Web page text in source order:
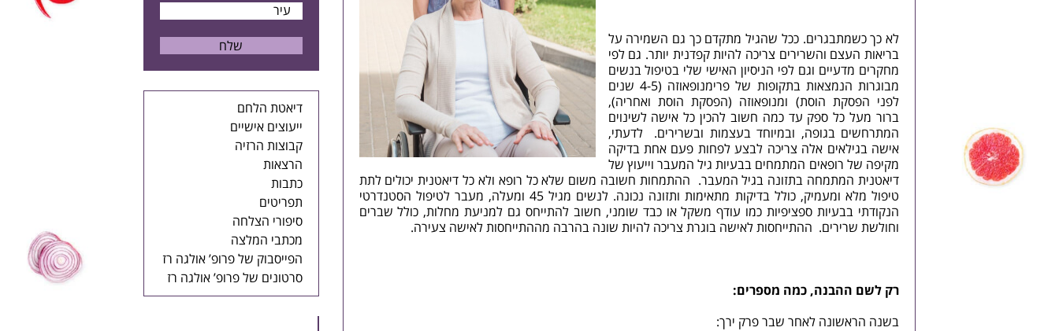
לא כך כשמתבגרים. ככל שהגיל מתקדם כך גם השמירה על
בריאות העצם והשרירים צריכה להיות קפדנית יותר. גם לפי
מחקרים מדעיים וגם לפי הניסיון האישי שלי בטיפול בנשים
מבוגרות הנמצאות בתקופות של פרימנופאוזה (4-5 שנים
לפני הפסקת הוסת) ומנופאוזה (הפסקת הוסת ואחריה),
ברור מעל כל ספק עד כמה חשוב להכין כל אישה לשינוים
המתרחשים בגופה, ובמיוחד בעצמות ובשרירים. לדעתי,
אישה בגילאים אלה צריכה לבצע לפחות פעם אחת בדיקה
מקיפה של רופאים המתמחים בבעיות גיל המעבר וייעוץ של
דיאטנית המתמחה בתזונה בגיל המעבר. ההתמחות חשובה משום שלא כל רופא ולא כל דיאטנית יכולים לתת
טיפול מלא ומעמיק, כולל בדיקות מתאימות ותזונה נכונה. לנשים מגיל 45 ומעלה, מעבר לטיפול הסטנדרטי
הנקודתי בבעיות ספציפיות כמו עודף משקל או כבד שומני, חשוב להתייחס גם למניעת מחלות, כולל שברים
וחולשת שרירים. ההתייחסות לאישה בוגרת צריכה להיות שונה בהרבה מההתייחסות לאישה צעירה.
רק לשם ההבנה, כמה מספרים:
בשנה הראשונה לאחר שבר פרק ירך:
דיאטת הלחם
ייעוצים אישיים
קבוצות הרזיה
הרצאות
כתבות
תפריטים
סיפורי הצלחה
מכתבי המלצה
הפייסבוק של פרופ’ אולגה רז
סרטונים של פרופ’ אולגה רז